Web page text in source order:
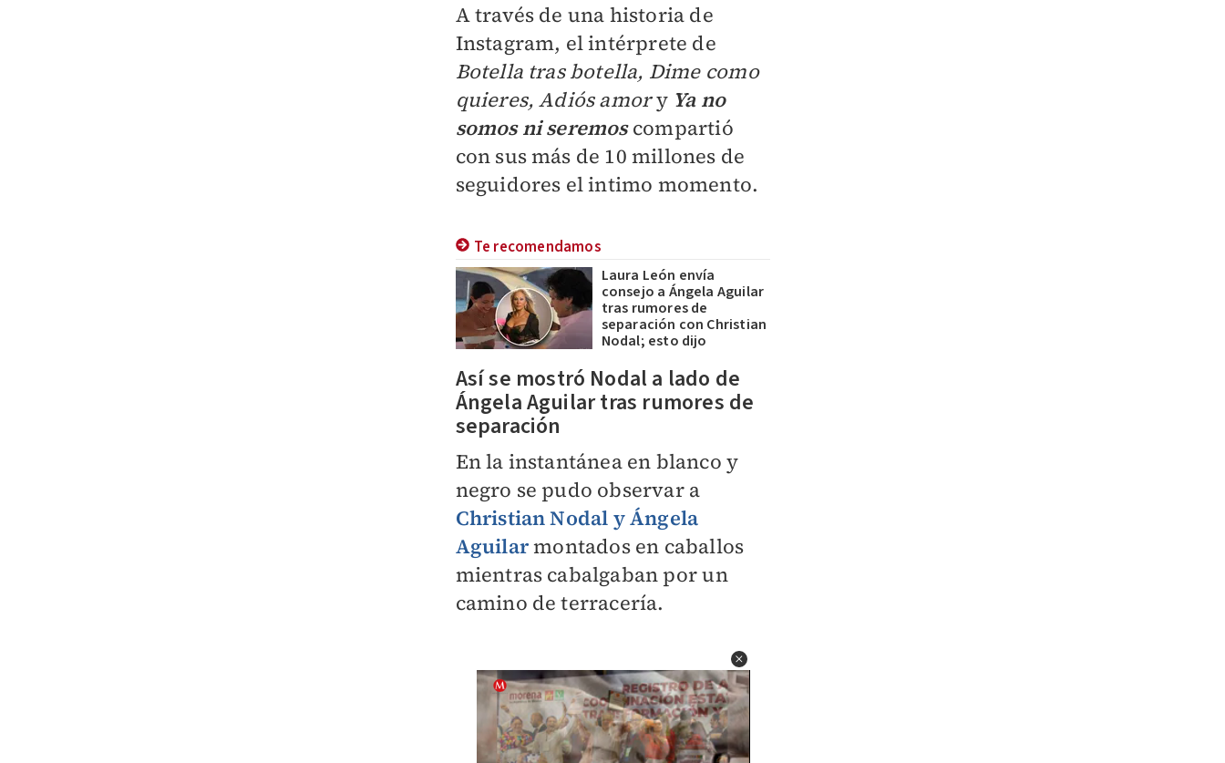
A través de una historia de
Instagram, el intérprete de
Botella tras botella, Dime como
quieres, Adiós amory Ya no
somos ni seremoscompartió
con sus más de 10 millones de
seguidores el intimo momento.
Te recomendamos
Laura León envía
consejo a Ángela Aguilar
tras rumores de
separación con Christian
Nodal; esto dijo
Así se mostró Nodal a lado de
Ángela Aguilar tras rumores de
separación
En la instantánea en blanco y
negro se pudo observar a
Christian Nodal y Ángela
Aguilarmontados en caballos
mientras cabalgaban por un
camino de terracería.